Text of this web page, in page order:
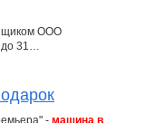
ООО
31…
- машина в